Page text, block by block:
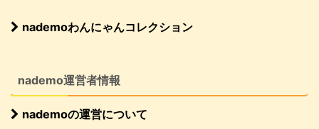
nademoわんにゃんコレクション
nademo運営者情報
nademoの運営について